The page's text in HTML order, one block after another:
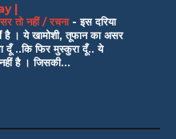
|
तो नहीं / रचना -इस दरिया
है । ये खामोशी, तूफान का असर
दूँ ..कि फिर मुस्कुरा दूँ.. ये
है । जिसकी...